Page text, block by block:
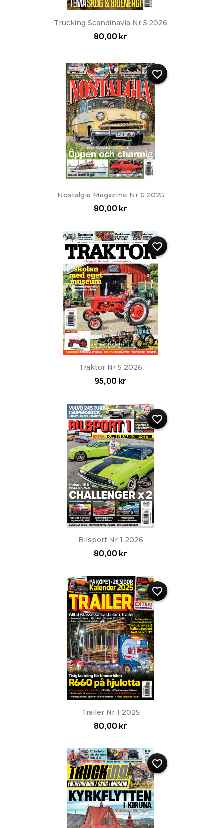
Trucking Scandinavia Nr 5 2026
80,00 kr
Nostalgia Magazine Nr 6 2025
80,00 kr
favorite_border
Traktor Nr 5 2026
95,00 kr
favorite_border
Bilsport Nr 1 2026
80,00 kr
favorite_border
Trailer Nr 1 2025
80,00 kr
favorite_border
favorite_border